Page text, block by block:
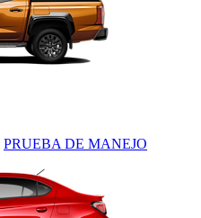
PRUEBA DE MANEJO